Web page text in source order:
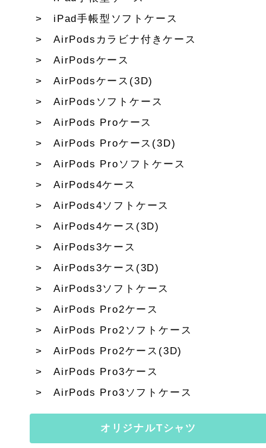
iPad手帳型ソフトケース
AirPodsカラビナ付きケース
AirPodsケース
AirPodsケース(3D)
AirPodsソフトケース
AirPods Proケース
AirPods Proケース(3D)
AirPods Proソフトケース
AirPods4ケース
AirPods4ソフトケース
AirPods4ケース(3D)
AirPods3ケース
AirPods3ケース(3D)
AirPods3ソフトケース
AirPods Pro2ケース
AirPods Pro2ソフトケース
AirPods Pro2ケース(3D)
AirPods Pro3ケース
AirPods Pro3ソフトケース
オリジナルTシャツ